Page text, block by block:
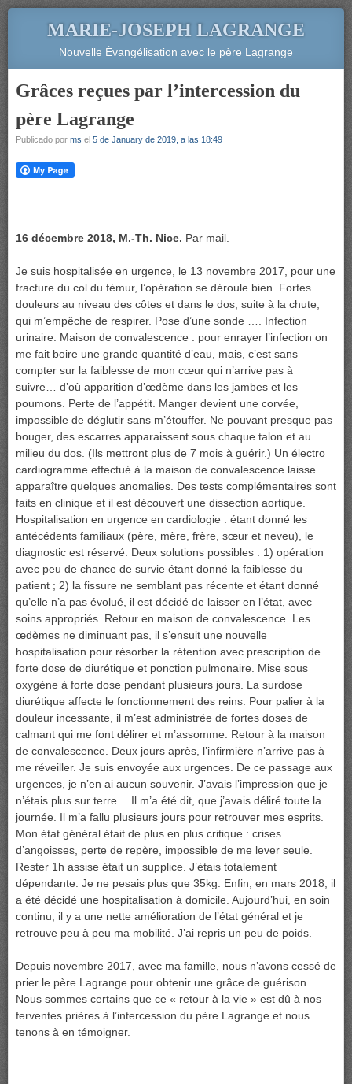
MARIE-JOSEPH LAGRANGE
Nouvelle Évangélisation avec le père Lagrange
Grâces reçues par l’intercession du
père Lagrange
Publicado por ms el 5 de January de 2019, a las 18:49
16 décembre 2018, M.-Th. Nice. Par mail.
Je suis hospitalisée en urgence, le 13 novembre 2017, pour une
fracture du col du fémur, l’opération se déroule bien. Fortes
douleurs au niveau des côtes et dans le dos, suite à la chute,
qui m’empêche de respirer. Pose d’une sonde …. Infection
urinaire. Maison de convalescence : pour enrayer l’infection on
me fait boire une grande quantité d’eau, mais, c’est sans
compter sur la faiblesse de mon cœur qui n’arrive pas à
suivre… d’où apparition d’œdème dans les jambes et les
poumons. Perte de l’appétit. Manger devient une corvée,
impossible de déglutir sans m’étouffer. Ne pouvant presque pas
bouger, des escarres apparaissent sous chaque talon et au
milieu du dos. (Ils mettront plus de 7 mois à guérir.) Un électro
cardiogramme effectué à la maison de convalescence laisse
apparaître quelques anomalies. Des tests complémentaires sont
faits en clinique et il est découvert une dissection aortique.
Hospitalisation en urgence en cardiologie : étant donné les
antécédents familiaux (père, mère, frère, sœur et neveu), le
diagnostic est réservé. Deux solutions possibles : 1) opération
avec peu de chance de survie étant donné la faiblesse du
patient ; 2) la fissure ne semblant pas récente et étant donné
qu’elle n’a pas évolué, il est décidé de laisser en l’état, avec
soins appropriés. Retour en maison de convalescence. Les
œdèmes ne diminuant pas, il s’ensuit une nouvelle
hospitalisation pour résorber la rétention avec prescription de
forte dose de diurétique et ponction pulmonaire. Mise sous
oxygène à forte dose pendant plusieurs jours. La surdose
diurétique affecte le fonctionnement des reins. Pour palier à la
douleur incessante, il m’est administrée de fortes doses de
calmant qui me font délirer et m’assomme. Retour à la maison
de convalescence. Deux jours après, l’infirmière n’arrive pas à
me réveiller. Je suis envoyée aux urgences. De ce passage aux
urgences, je n’en ai aucun souvenir. J’avais l’impression que je
n’étais plus sur terre… Il m’a été dit, que j’avais déliré toute la
journée. Il m’a fallu plusieurs jours pour retrouver mes esprits.
Mon état général était de plus en plus critique : crises
d’angoisses, perte de repère, impossible de me lever seule.
Rester 1h assise était un supplice. J’étais totalement
dépendante. Je ne pesais plus que 35kg. Enfin, en mars 2018, il
a été décidé une hospitalisation à domicile. Aujourd’hui, en soin
continu, il y a une nette amélioration de l’état général et je
retrouve peu à peu ma mobilité. J’ai repris un peu de poids.
Depuis novembre 2017, avec ma famille, nous n’avons cessé de
prier le père Lagrange pour obtenir une grâce de guérison.
Nous sommes certains que ce « retour à la vie » est dû à nos
ferventes prières à l’intercession du père Lagrange et nous
tenons à en témoigner.